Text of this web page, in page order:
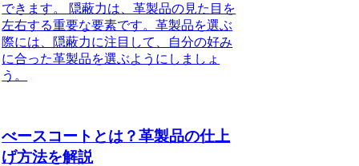
できます。 隠蔽力は、革製品の見た目を
左右する重要な要素です。革製品を選ぶ
際には、隠蔽力に注目して、自分の好み
に合った革製品を選ぶようにしましょ
う。
べースコートとは？革製品の仕上
げ方法を解説